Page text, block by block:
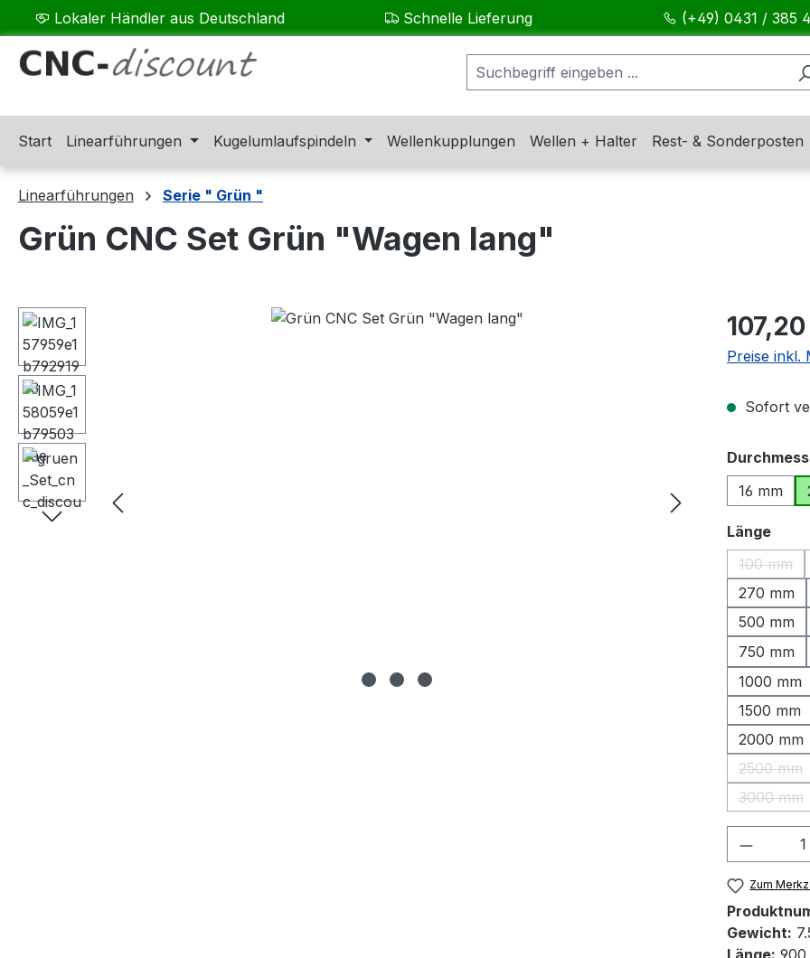
Hauptinhalt springen
Zur Suche springen
Zur Hauptnavigation springen
Lokaler Händler aus Deutschland Schnelle Lieferung (+49) 0431 / 385
Start Linearführungen Kugelumlaufspindeln Wellenkupplungen Wellen + Halter Rest- & Sonderposten
Linearführungen Serie " Grün "
Grün CNC Set Grün "Wagen lang"
Bildergalerie überspringen Regulärer
Preise inkl.
Sofort
16 mm
Länge
100 mm
(Diese
270 mm
500 mm
750 mm
1000 mm
1500 mm
2000 mm
2500 mm
3000 mm
Zum
Gewicht:
Länge: 900